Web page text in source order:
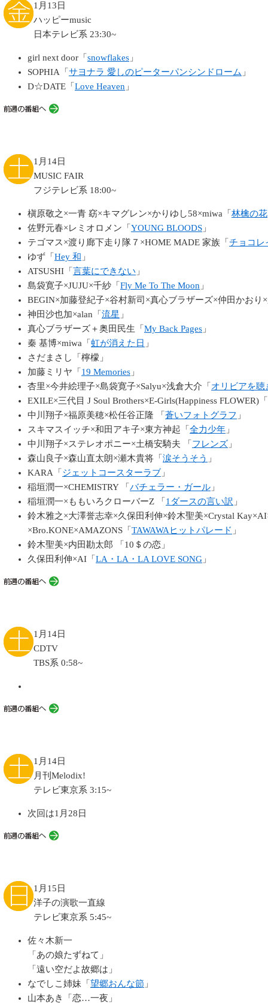
1月13日
ハッピーmusic
日本テレビ系 23:30~
girl next door「 snowflakes 」
SOPHIA「 サヨナラ 愛しのピーターパンシンドローム 」
D☆DATE「 Love Heaven 」
1月14日
MUSIC FAIR
フジテレビ系 18:00~
槇原敬之×一青 窈×キマグレン×かりゆし58×miwa「 林檎の花
佐野元春×レミオロメン「 YOUNG BLOODS 」
テゴマス×渡り廊下走り隊７×HOME MADE 家族「 チョコレ
ゆず「 Hey 和 」
ATSUSHI「 言葉にできない 」
島袋寛子×JUJU×千紗「 Fly Me To The Moon 」
BEGIN×加藤登紀子×谷村新司×真心ブラザーズ×仲田かおり
神田沙也加×alan「 流星 」
真心ブラザーズ＋奥田民生「 My Back Pages 」
秦 基博×miwa「 虹が消えた日 」
さだまさし「檸檬」
加藤ミリヤ「 19 Memories 」
杏里×今井絵理子×島袋寛子×Salyu×浅倉大介「 オリビアを聴
EXILE×三代目 J Soul Brothers×E-Girls(Happiness FLOWER)「
中川翔子×福原美穂×松任谷正隆 「 蒼いフォトグラフ 」
スキマスイッチ×和田アキ子×東方神起「 全力少年 」
中川翔子×ステレオポニー×土橋安騎夫 「 フレンズ 」
森山良子×森山直太朗×瀬木貴将「 涙そうそう 」
KARA「 ジェットコースターラブ 」
稲垣潤一×CHEMISTRY 「 バチェラー・ガール 」
稲垣潤一×ももいろクローバーZ 「 1ダースの言い訳 」
鈴木雅之×大澤誉志幸×久保田利伸×鈴木聖美×Crystal
×Bro.KONE×AMAZONS「 TAWAWAヒットパレード 」
鈴木聖美×内田勘太郎 「10＄の恋」
久保田利伸×AI「 LA・LA・LA LOVE SONG 」
1月14日
CDTV
TBS系 0:58~
1月14日
月刊Melodix!
テレビ東京系 3:15~
次回は1月28日
1月15日
洋子の演歌一直線
テレビ東京系 5:45~
佐々木新一
「あの娘たずねて」
「遠い空だよ故郷は」
なでしこ姉妹「 望郷おんな節 」
山本あき「恋…一夜」